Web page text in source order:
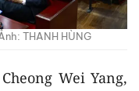
THANH HÙNG
Wei Yang,